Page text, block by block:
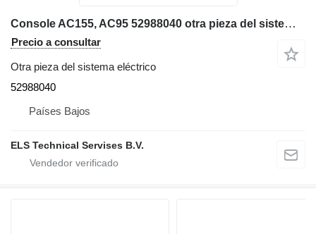
Console AC155, AC95 52988040 otra pieza del sistema eléctrico para Demag AC95, AC155 grúa móvil
Precio a consultar
Otra pieza del sistema eléctrico
52988040
Países Bajos
ELS Technical Servises B.V.